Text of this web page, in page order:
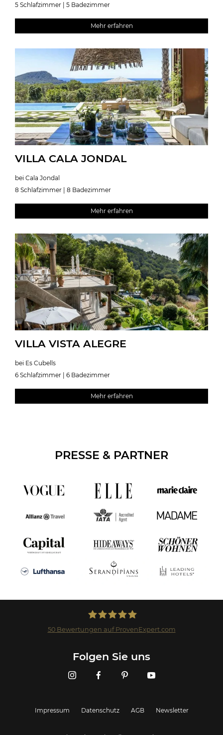
5 Schlafzimmer | 5 Badezimmer
Mehr erfahren
VILLA CALA JONDAL
bei Cala Jondal
8 Schlafzimmer | 8 Badezimmer
Mehr erfahren
VILLA VISTA ALEGRE
bei Es Cubells
6 Schlafzimmer | 6 Badezimmer
Mehr erfahren
PRESSE & PARTNER
50Bewertungen auf ProvenExpert.com
Folgen Sie uns
Impressum Datenschutz AGB Newsletter